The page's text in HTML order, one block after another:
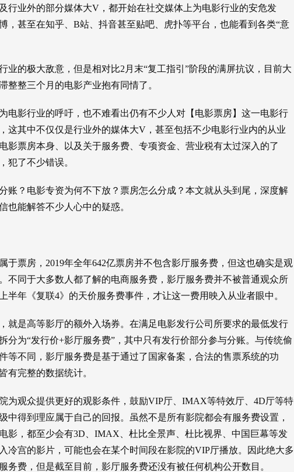
行业外的部分媒体大V，都开始在社交媒体上为电影行业的安危发
，甚至在知乎、B站、抖音甚至贴吧、虎扑等平台，也能看到各类“意
业的极大敌意，但是相对比2月末“复工指引”阶段的满屏抗议，目前大
整整三个月的电影产业抱有同情了。
电影行业的呼吁，也不难看出仍有不少人对【电影票房】这一电影行
这其中不仅仅是行业外的媒体大V，甚至包括不少电影行业内的从业
影票房本身、以及关于服务费、专项资金、营业税有太过深入的了
犯了不少错误。
账？电影专资为何不下放？票房怎么分成？本文就从头到尾，深度解
也能解答不少人心中的疑惑。
于票房，2019年全年642亿票房并不包含影厅服务费，但这也确实是观
不同于大多数人都了解的电商服务费，影厅服务费并不被普通观众所
半年《复联4》的天价服务费事件，才让这一费用映入从业者眼中。
就是高等影厅的额外入场券。在满足电影发行公司所要求的最低发行
分为“发行价+影厅服务费”，其中只有发行价部分参与分账。与传统偷
等不同，影厅服务费是基于通过了国家备案，合法的售票系统的功
有完整的数据统计。
为观众提供更好的观影条件，鼓励VIP厅、IMAX等特效厅、4D厅等特
中得到理应属于自己的回报。虽然不是所有影院都会有服务费设置，
影，都至少会有3D、IMAX、杜比全景声、杜比视界、中国巨幕等发
冷宫的影片，可能也会在某个时间段在影院的VIP厅播放。因此绝大多
务费，但是截至目前，影厅服务费还没有被任何机构公开数目。